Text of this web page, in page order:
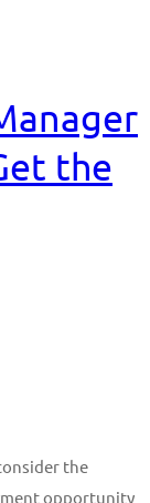
the
the
opportunity